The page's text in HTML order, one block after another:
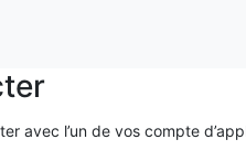
avec l’un de vos compte